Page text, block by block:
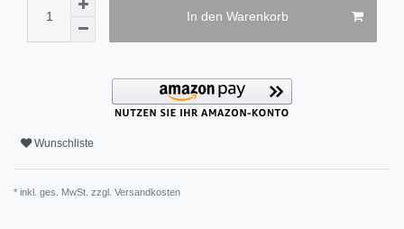
In den Warenkorb
Wunschliste
* inkl. ges. MwSt. zzgl. Versandkosten